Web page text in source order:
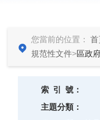
您當前的位置： 首
規范性文件>區政
索 引
號：
主題分類：